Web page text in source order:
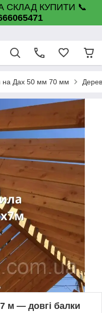
СКЛАД КУПИТИ 📞
на Дах 50 мм 70 мм
м — довгі балки